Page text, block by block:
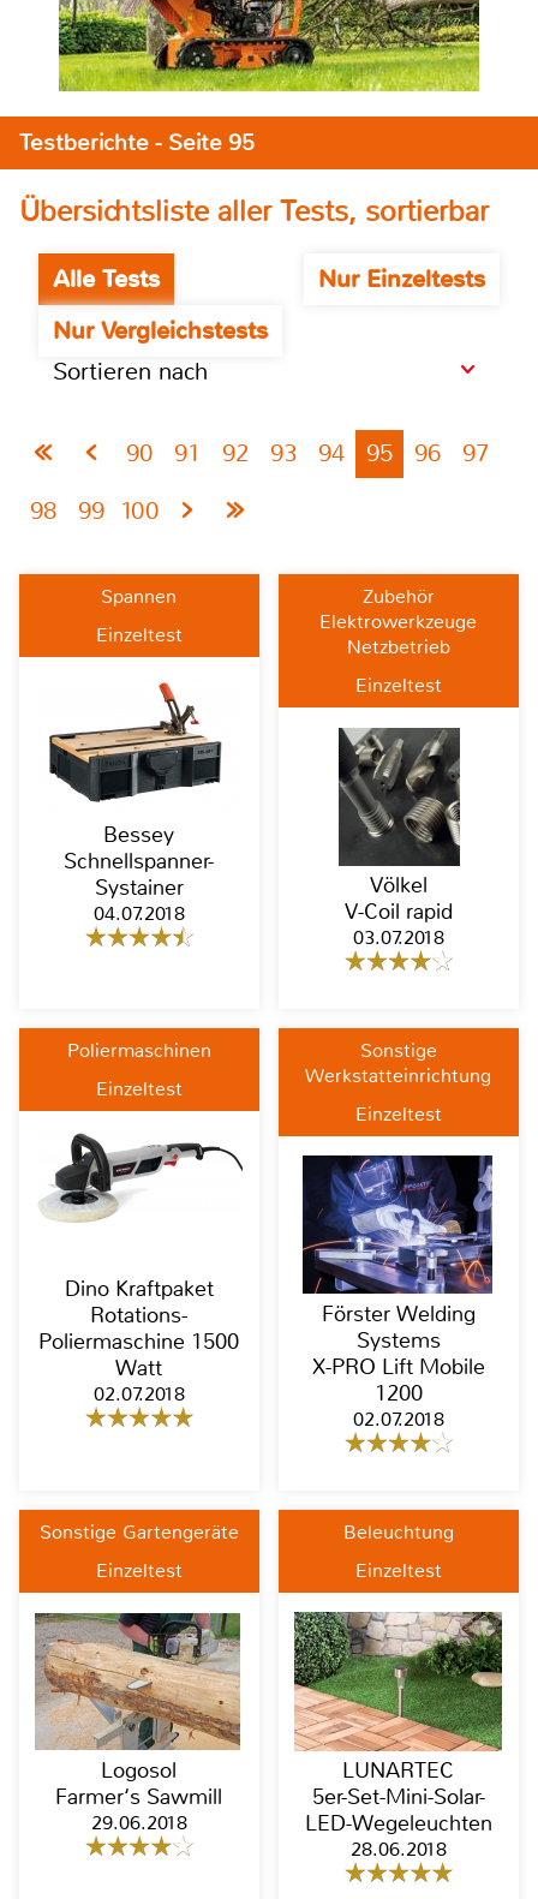
Testberichte - Seite 95
Übersichtsliste aller Tests, sortierbar
Alle Tests
Nur Einzeltests
Nur Vergleichstests
Sortieren nach
90 91 92 93 94 95 96
97
98
99 100
Spannen
Einzeltest
Bessey
Schnellspanner-
Systainer
04.07.2018
Zubehör
Elektrowerkzeuge
Netzbetrieb
Einzeltest
Völkel
V-Coil rapid
03.07.2018
Poliermaschinen
Einzeltest
Dino Kraftpaket
Rotations-
Poliermaschine 1500
Watt
02.07.2018
Sonstige
Werkstatteinrichtung
Einzeltest
Förster Welding
Systems
X-PRO Lift Mobile
1200
02.07.2018
Sonstige Gartengeräte
Einzeltest
Logosol
Farmer‘s Sawmill
29.06.2018
Beleuchtung
Einzeltest
LUNARTEC
5er-Set-Mini-Solar-
LED-Wegeleuchten
28.06.2018